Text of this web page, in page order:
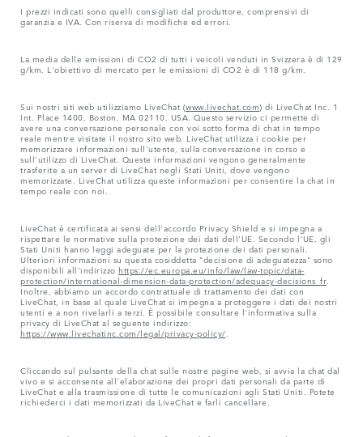
I prezzi indicati sono quelli consigliati dal produttore, comprensivi di
garanzia e IVA. Con riserva di modifiche ed errori.
La media delle emissioni di CO2 di tutti i veicoli venduti in Svizzera è di 129
g/km. L'obiettivo di mercato per le emissioni di CO2 è di 118 g/km.
Sui nostri siti web utilizziamo LiveChat (www.livechat.com) di LiveChat Inc. 1
Int. Place 1400, Boston, MA 02110, USA. Questo servizio ci permette di
avere una conversazione personale con voi sotto forma di chat in tempo
reale mentre visitate il nostro sito web. LiveChat utilizza i cookie per
memorizzare informazioni sull'utente, sulla conversazione in corso e
sull'utilizzo di LiveChat. Queste informazioni vengono generalmente
trasferite a un server di LiveChat negli Stati Uniti, dove vengono
memorizzate. LiveChat utilizza queste informazioni per consentire la chat in
tempo reale con noi.
LiveChat è certificata ai sensi dell'accordo Privacy Shield e si impegna a
rispettare le normative sulla protezione dei dati dell'UE. Secondo l'UE, gli
Stati Uniti hanno leggi adeguate per la protezione dei dati personali.
Ulteriori informazioni su questa cosiddetta "decisione di adeguatezza" sono
disponibili all'indirizzo https://ec.europa.eu/info/law/law-topic/data-
protection/international-dimension-data-protection/adequacy-decisions_fr
Inoltre, abbiamo un accordo contrattuale di trattamento dei dati con
LiveChat, in base al quale LiveChat si impegna a proteggere i dati dei nostri
utenti e a non rivelarli a terzi. È possibile consultare l'informativa sulla
privacy di LiveChat al seguente indirizzo:
https://www.livechatinc.com/legal/privacy-policy/
Cliccando sul pulsante della chat sulle nostre pagine web, si avvia la chat dal
vivo e si acconsente all'elaborazione dei propri dati personali da parte di
LiveChat e alla trasmissione di tutte le comunicazioni agli Stati Uniti. Potete
richiederci i dati memorizzati da LiveChat e farli cancellare.